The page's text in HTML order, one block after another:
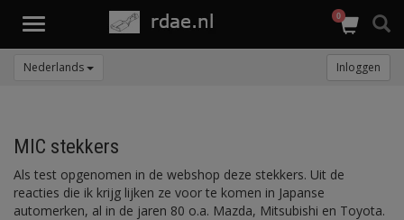
Toggle
0
Nederlands Inloggen
MIC stekkers
Als test opgenomen in de webshop deze stekkers. Uit de
reacties die ik krijg lijken ze voor te komen in Japanse
automerken, al in de jaren 80 o.a. Mazda, Mitsubishi en Toyota.